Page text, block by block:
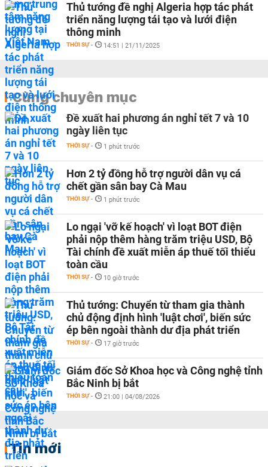
Thủ tướng đề nghị Algeria hợp tác phát
triển năng lượng tái tạo và lưới điện
thông minh
THỜI SỰ - 14:51 | 21/11/2025
Cùng chuyên mục
Đề xuất hai phương án nghỉ tết 7 và 10
ngày liên tục
THỜI SỰ - 1 phút trước
Hơn 2 tỷ đồng hỗ trợ người dân vụ cá
chết gần sân bay Cà Mau
THỜI SỰ - 1 phút trước
Lo ngại 'vỡ kế hoạch' vì loạt BOT điện
phải nộp thêm hàng trăm triệu USD, Bộ
Tài chính đề xuất miễn áp thuế tối thiểu
toàn cầu
THỜI SỰ - 10 giờ trước
Thủ tướng: Chuyển từ tham gia thành
chủ động định hình 'luật chơi', biến sức
ép bên ngoài thành dư địa phát triển
THỜI SỰ - 17 giờ trước
Giám đốc Sở Khoa học và Công nghệ tỉnh
Bắc Ninh bị bắt
THỜI SỰ - 21:00 | 04/08/2026
Tin mới